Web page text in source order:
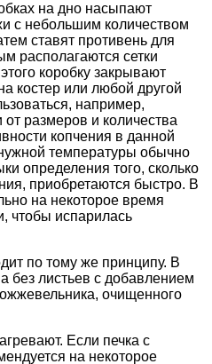
на дно насыпают
с небольшим количеством
ставят противень для
располагаются сетки
коробку закрывают
костер или любой другой
например,
размеров и количества
копчения в данной
температуры обычно
определения того, сколько
приобретаются быстро. В
на некоторое время
чтобы испарилась
по тому же принципу. В
без листьев с добавлением
очищенного
Если печка с
на некоторое